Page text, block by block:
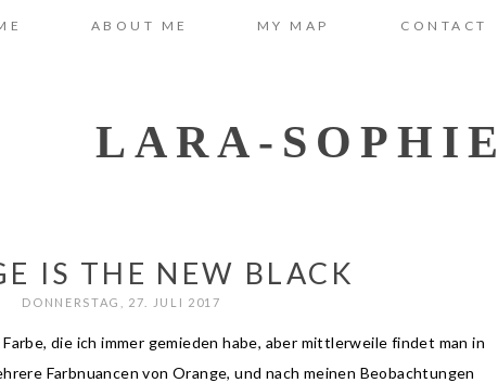
ABOUT ME MY MAP CONTACT
LARA-SOPHIE
IS THE NEW BLACK
DONNERSTAG, 27. JULI 2017
die ich immer gemieden habe, aber mittlerweile findet man in
Farbnuancen von Orange, und nach meinen Beobachtungen